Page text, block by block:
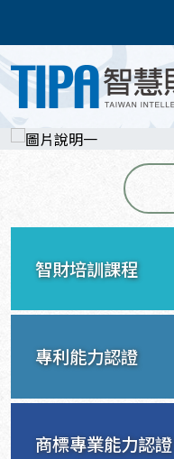
智財培訓課程
專利能力認證
商標專業能力認證